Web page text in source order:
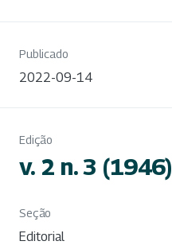
Publicado
2022-09-14
Edição
v. 2 n. 3 (1946)
Seção
Editorial